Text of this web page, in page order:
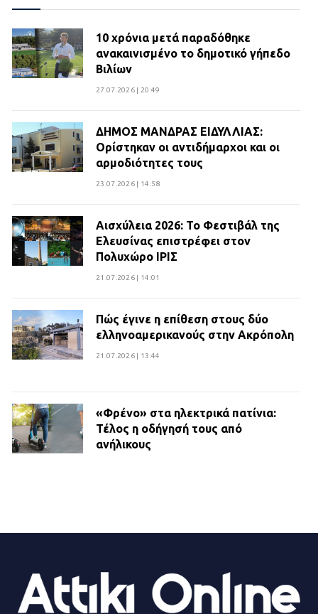
10 χρόνια μετά παραδόθηκε
ανακαινισμένο το δημοτικό γήπεδο
Βιλίων
27.07.2026 | 20:49
ΔΗΜΟΣ ΜΑΝΔΡΑΣ ΕΙΔΥΛΛΙΑΣ:
Ορίστηκαν οι αντιδήμαρχοι και οι
αρμοδιότητες τους
23.07.2026 | 14:58
Αισχύλεια 2026: Το Φεστιβάλ της
Ελευσίνας επιστρέφει στον
Πολυχώρο ΙΡΙΣ
21.07.2026 | 14:01
Πώς έγινε η επίθεση στους δύο
ελληνοαμερικανούς στην Ακρόπολη
21.07.2026 | 13:44
«Φρένο» στα ηλεκτρικά πατίνια:
Τέλος η οδήγησή τους από
ανήλικους
Βριλήσσια: Αυτοκίνητο έσπασε